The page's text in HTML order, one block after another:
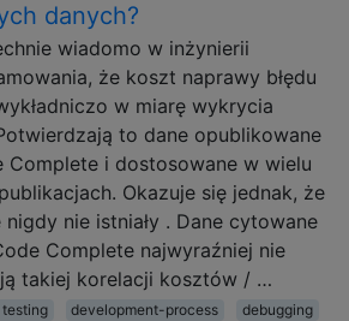
danych?
wiadomo w inżynierii
że ​​koszt naprawy błędu
w miarę wykrycia
to dane opublikowane
Complete i dostosowane w wielu
Okazuje się jednak, że
nigdy nie istniały . Dane cytowane
Complete najwyraźniej nie
takiej korelacji kosztów / …
testing development-process debugging